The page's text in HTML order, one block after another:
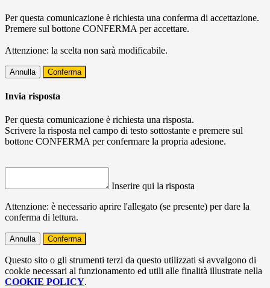
Per questa comunicazione è richiesta una conferma di accettazione.
Premere sul bottone CONFERMA per accettare.
Attenzione: la scelta non sarà modificabile.
Annulla Conferma
Invia risposta
Per questa comunicazione è richiesta una risposta.
Scrivere la risposta nel campo di testo sottostante e premere sul
bottone CONFERMA per confermare la propria adesione.
Inserire qui la risposta
Attenzione: è necessario aprire l'allegato (se presente) per dare la
conferma di lettura.
Annulla Conferma
Questo sito o gli strumenti terzi da questo utilizzati si avvalgono di
cookie necessari al funzionamento ed utili alle finalità illustrate nella
COOKIE POLICY.